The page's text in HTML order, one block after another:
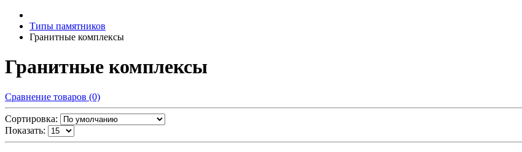
Типы памятников
Гранитные комплексы
Гранитные комплексы
Сравнение товаров (0)
Сортировка:
Показать: